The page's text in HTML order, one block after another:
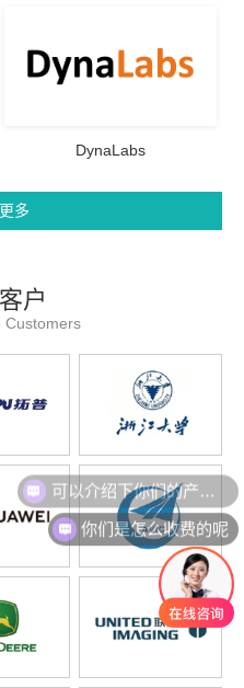
DynaLabs
多
户
Customers
可以介绍下你们的产品么
你们是怎么收费的呢